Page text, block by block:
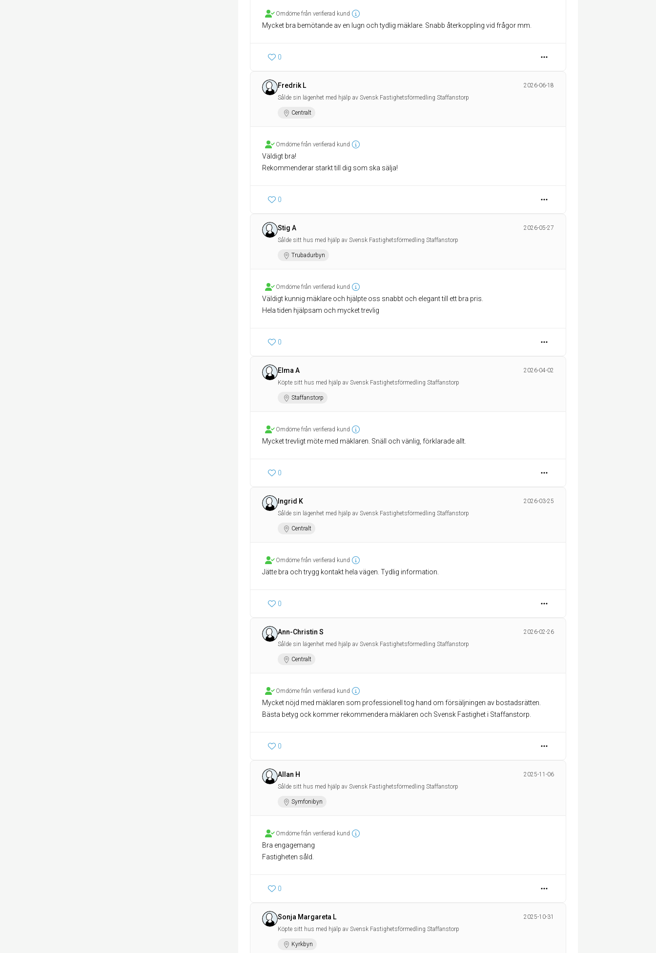
Omdöme från verifierad kund
Mycket bra bemötande av en lugn och tydlig mäklare. Snabb återkoppling vid frågor mm.
0
Fredrik L
2026-06-18
Sålde sin lägenhet med hjälp av Svensk Fastighetsförmedling Staffanstorp
Centralt
Omdöme från verifierad kund
Väldigt bra!
Rekommenderar starkt till dig som ska sälja!
0
Stig A
2026-05-27
Sålde sitt hus med hjälp av Svensk Fastighetsförmedling Staffanstorp
Trubadurbyn
Omdöme från verifierad kund
Väldigt kunnig mäklare och hjälpte oss snabbt och elegant till ett bra pris.
Hela tiden hjälpsam och mycket trevlig
0
Elma A
2026-04-02
Köpte sitt hus med hjälp av Svensk Fastighetsförmedling Staffanstorp
Staffanstorp
Omdöme från verifierad kund
Mycket trevligt möte med mäklaren. Snäll och vänlig, förklarade allt.
0
Ingrid K
2026-03-25
Sålde sin lägenhet med hjälp av Svensk Fastighetsförmedling Staffanstorp
Centralt
Omdöme från verifierad kund
Jätte bra och trygg kontakt hela vägen. Tydlig information.
0
Ann-Christin S
2026-02-26
Sålde sin lägenhet med hjälp av Svensk Fastighetsförmedling Staffanstorp
Centralt
Omdöme från verifierad kund
Mycket nöjd med mäklaren som professionell tog hand om försäljningen av bostadsrätten.
Bästa betyg ock kommer rekommendera mäklaren och Svensk Fastighet i Staffanstorp.
0
Allan H
2025-11-06
Sålde sitt hus med hjälp av Svensk Fastighetsförmedling Staffanstorp
Symfonibyn
Omdöme från verifierad kund
Bra engagemang
Fastigheten såld.
0
Sonja Margareta L
2025-10-31
Köpte sitt hus med hjälp av Svensk Fastighetsförmedling Staffanstorp
Kyrkbyn